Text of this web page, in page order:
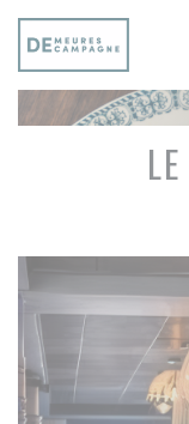
Cookie管理面板